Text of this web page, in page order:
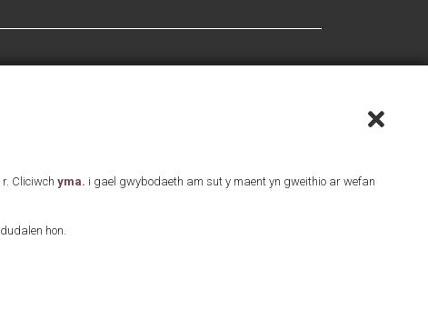
Cliciwch yma. i gael gwybodaeth am sut y maent yn gweithio ar wefan
hon.